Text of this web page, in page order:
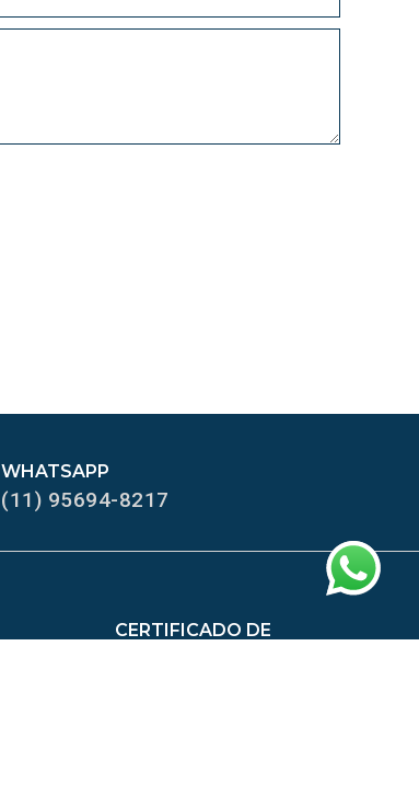
WHATSAPP
(11) 95694-8217
CERTIFICADO DE